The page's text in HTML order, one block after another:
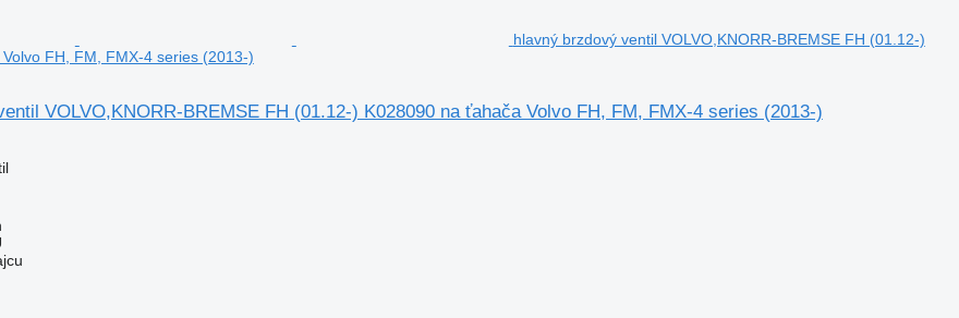
hlavný brzdový ventil VOLVO,KNORR-BREMSE FH (01.12-)
FH, FM, FMX-4 series (2013-)
VOLVO,KNORR-BREMSE FH (01.12-) K028090 na ťahača Volvo FH, FM, FMX-4 series (2013-)